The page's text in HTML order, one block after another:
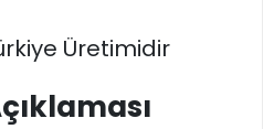
Üretimidir